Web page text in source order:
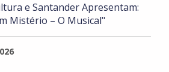
e Santander Apresentam:
Mistério – O Musical"